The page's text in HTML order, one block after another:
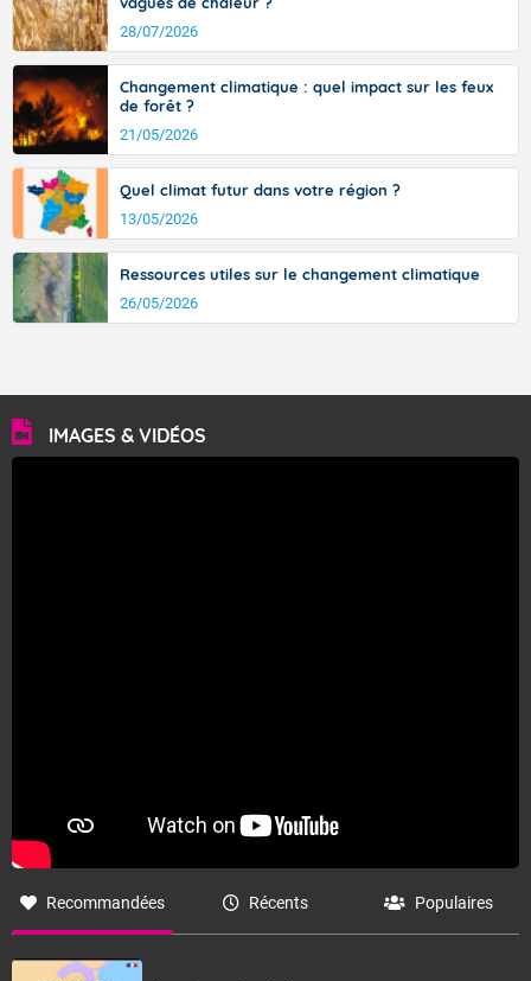
28/07/2026
Changement climatique : quel impact sur les feux
de forêt ?
21/05/2026
Quel climat futur dans votre région ?
13/05/2026
Ressources utiles sur le changement climatique
26/05/2026
IMAGES & VIDÉOS
Recommandées Récents Populaires